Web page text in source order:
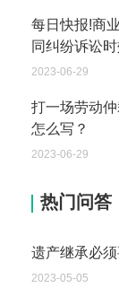
每日快报!商
同纠纷诉讼
2023-06-29
打一场劳动
怎么写？
2023-06-29
热门问答
单纯的遗产赠
遗产继承必
2023-05-05